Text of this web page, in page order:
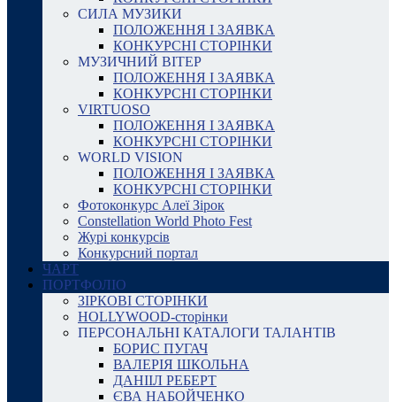
СИЛА МУЗИКИ
ПОЛОЖЕННЯ І ЗАЯВКА
КОНКУРСНІ СТОРІНКИ
МУЗИЧНИЙ ВІТЕР
ПОЛОЖЕННЯ І ЗАЯВКА
КОНКУРСНІ СТОРІНКИ
VIRTUOSO
ПОЛОЖЕННЯ І ЗАЯВКА
КОНКУРСНІ СТОРІНКИ
WORLD VISION
ПОЛОЖЕННЯ І ЗАЯВКА
КОНКУРСНІ СТОРІНКИ
Фотоконкурс Алеї Зірок
Constellation World Photo Fest
Журі конкурсів
Конкурсний портал
ЧАРТ
ПОРТФОЛІО
ЗІРКОВІ СТОРІНКИ
HOLLYWOOD-сторінки
ПЕРСОНАЛЬНІ КАТАЛОГИ ТАЛАНТІВ
БОРИС ПУГАЧ
ВАЛЕРІЯ ШКОЛЬНА
ДАНІІЛ РЕБЕРТ
ЄВА НАБОЙЧЕНКО